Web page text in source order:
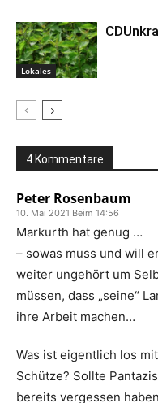
Lokales
4 Kommentare
Peter Rosenbaum
10. Mai 2021 Beim 14:56
Markurth hat genug …
– sowas muss und will
weiter ungehört um
müssen, dass „seine“
ihre Arbeit machen…
Was ist eigentlich los
Schütze? Sollte
bereits vergessen